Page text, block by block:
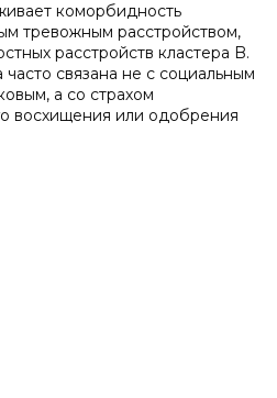
коморбидность
тревожным расстройством,
расстройств кластера B.
связана не с социальным
а со страхом
восхищения или одобрения